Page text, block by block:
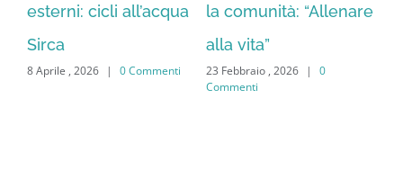
esterni: cicli all’acqua
Sirca
8 Aprile , 2026 | 0 Commenti
la comunità: “Allenare
alla vita”
23 Febbraio , 2026 |
0
Commenti